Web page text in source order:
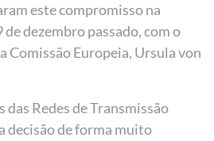
este compromisso na
dezembro passado, com o
Comissão Europeia, Ursula von
Redes de Transmissão
decisão de forma muito